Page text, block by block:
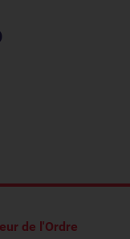
de l'Ordre